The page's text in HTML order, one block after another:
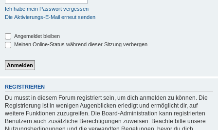
Ich habe mein Passwort vergessen
Die Aktivierungs-E-Mail erneut senden
Angemeldet bleiben
Meinen Online-Status während dieser Sitzung verbergen
REGISTRIEREN
Du musst in diesem Forum registriert sein, um dich anmelden zu können. Die
Registrierung ist in wenigen Augenblicken erledigt und ermöglicht dir, auf
weitere Funktionen zuzugreifen. Die Board-Administration kann registrierten
Benutzern auch zusätzliche Berechtigungen zuweisen. Beachte bitte unsere